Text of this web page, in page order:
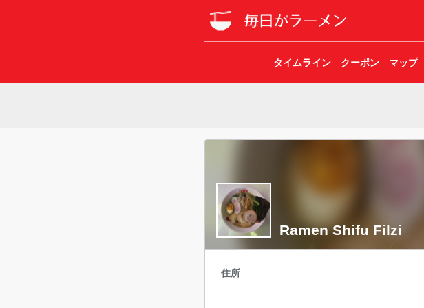
タイムライン クーポン マップ
Ramen Shifu Filzi
住所